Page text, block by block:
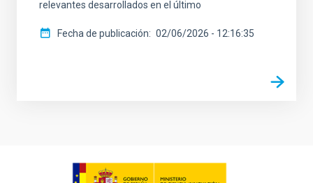
relevantes desarrollados en el último
Fecha de publicación 02/06/2026 - 12:16:35